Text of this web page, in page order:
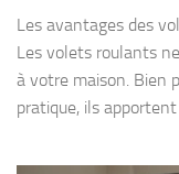
Les avantages des
Les volets roulants
à votre maison. Bien
pratique, ils